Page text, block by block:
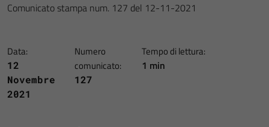
Comunicato stampa num. 127 del 12-11-2021
Data:
12
Novembre
2021
Numero
comunicato:
127
Tempo di lettura:
1 min